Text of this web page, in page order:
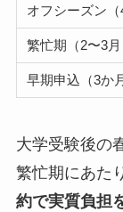
オフシーズン（
繁忙期（2〜3月
早期申込（3か
大学受験後の
繁忙期にあた
約で実質負担